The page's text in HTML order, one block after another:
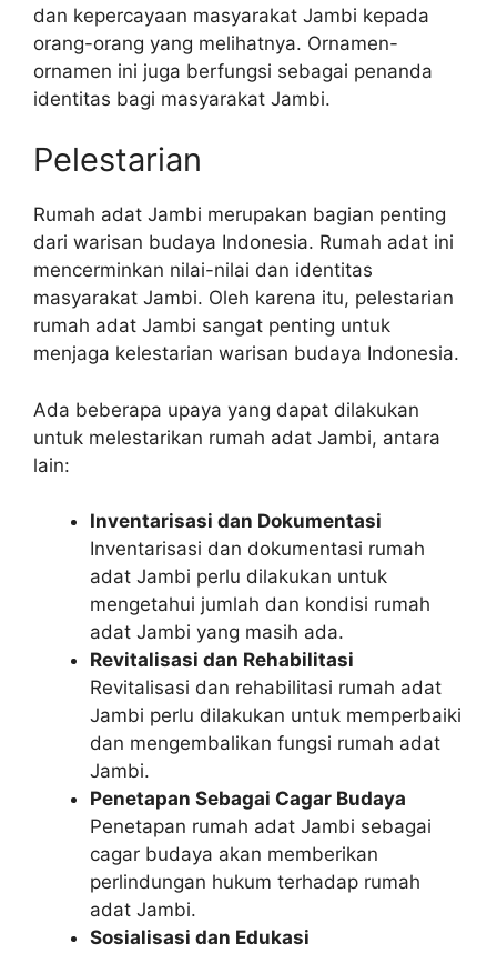
dan kepercayaan masyarakat Jambi kepada
orang-orang yang melihatnya. Ornamen-
ornamen ini juga berfungsi sebagai penanda
identitas bagi masyarakat Jambi.
Pelestarian
Rumah adat Jambi merupakan bagian penting
dari warisan budaya Indonesia. Rumah adat ini
mencerminkan nilai-nilai dan identitas
masyarakat Jambi. Oleh karena itu, pelestarian
rumah adat Jambi sangat penting untuk
menjaga kelestarian warisan budaya Indonesia.
Ada beberapa upaya yang dapat dilakukan
untuk melestarikan rumah adat Jambi, antara
lain:
Inventarisasi dan Dokumentasi
Inventarisasi dan dokumentasi rumah
adat Jambi perlu dilakukan untuk
mengetahui jumlah dan kondisi rumah
adat Jambi yang masih ada.
Revitalisasi dan Rehabilitasi
Revitalisasi dan rehabilitasi rumah adat
Jambi perlu dilakukan untuk memperbaiki
dan mengembalikan fungsi rumah adat
Jambi.
Penetapan Sebagai Cagar Budaya
Penetapan rumah adat Jambi sebagai
cagar budaya akan memberikan
perlindungan hukum terhadap rumah
adat Jambi.
Sosialisasi dan Edukasi